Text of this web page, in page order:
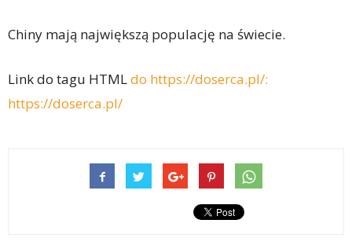
Chiny mają największą populację na świecie.
Link do tagu HTMLdo https://doserca.pl/:
https://doserca.pl/